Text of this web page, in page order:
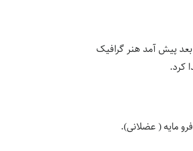
بعد پیش آمد هنر گرافیک
کرد.
مایه ( عضلانی).